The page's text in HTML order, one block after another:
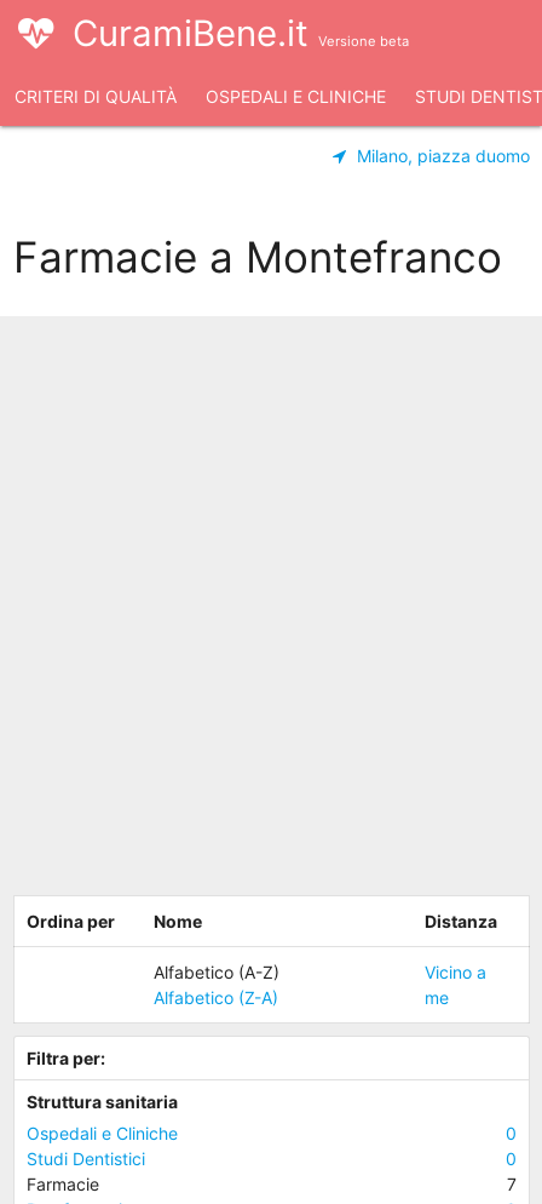
CuramiBene.it Versione beta
CRITERI DI QUALITÀ OSPEDALI E CLINICHE STUDI
Milano, piazza duomo
Farmacie a Montefranco
Ordina per Nome Distanza
Alfabetico (A-Z)
Alfabetico (Z-A)
Vicino a
me
Filtra per:
Struttura sanitaria
Ospedali e Cliniche
0
Studi Dentistici
0
Farmacie
7